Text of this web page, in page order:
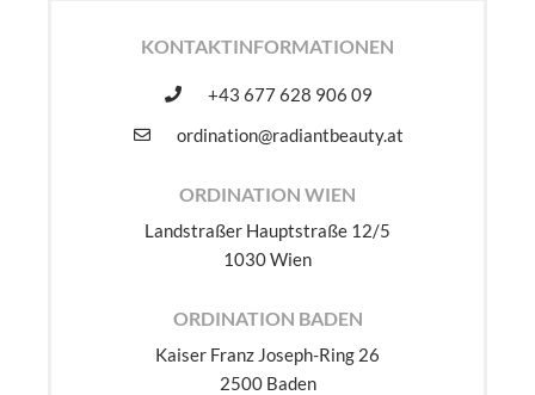
KONTAKTINFORMATIONEN
+43 677 628 906 09
ordination@radiantbeauty.at
ORDINATION WIEN
Landstraßer Hauptstraße 12/5
1030 Wien
ORDINATION BADEN
Kaiser Franz Joseph-Ring 26
2500 Baden